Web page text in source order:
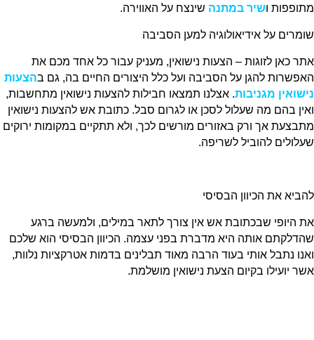
מתופפות ושיר במתנה שינצח על האווירה.
שומרים על אידיאולוגיה למען הסביבה
אתר כאן לזוגות – הצעות נישואין, מעניק עבור כל אחד מכם את
האפשרות להגן על הסביבה ועל כלל היצורים החיים בה, גם בהצעות
נישואין מגניבות. אצלנו תמצאו חבילות להצעות נישואין מתחשבות,
ואין בהם מה שעלול לסכן או לגרום סבל. כתובת אש להצעות נישואין
מתבצעת אך ורק באזורים מורשים לכך, ולא תתקיים במקומות ירוקים
שעלולים להוביל לשריפה.
להביא את הכיוון הבסיסי
את היופי שבכתובת אש אין צורך לתאר במילים, ולמעשה ברגע
שהדלקתם אותה היא מדברת בפני עצמה. הכיוון הבסיסי הוא שלכם
ואנו נתבל אותי בעוד הרבה מאוד תבלינים בדמות אטרקציות נלוות,
אשר יועילו בקיום הצעת נישואין מושלמת.